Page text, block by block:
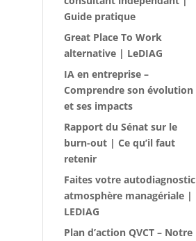
Guide pratique
Great Place To Work
alternative | LeDIAG
IA en entreprise –
Comprendre son évolution
et ses impacts
Rapport du Sénat sur le
burn-out | Ce qu’il faut
retenir
Faites votre autodiagnostic
atmosphère managériale |
LEDIAG
Plan d’action QVCT – Notre